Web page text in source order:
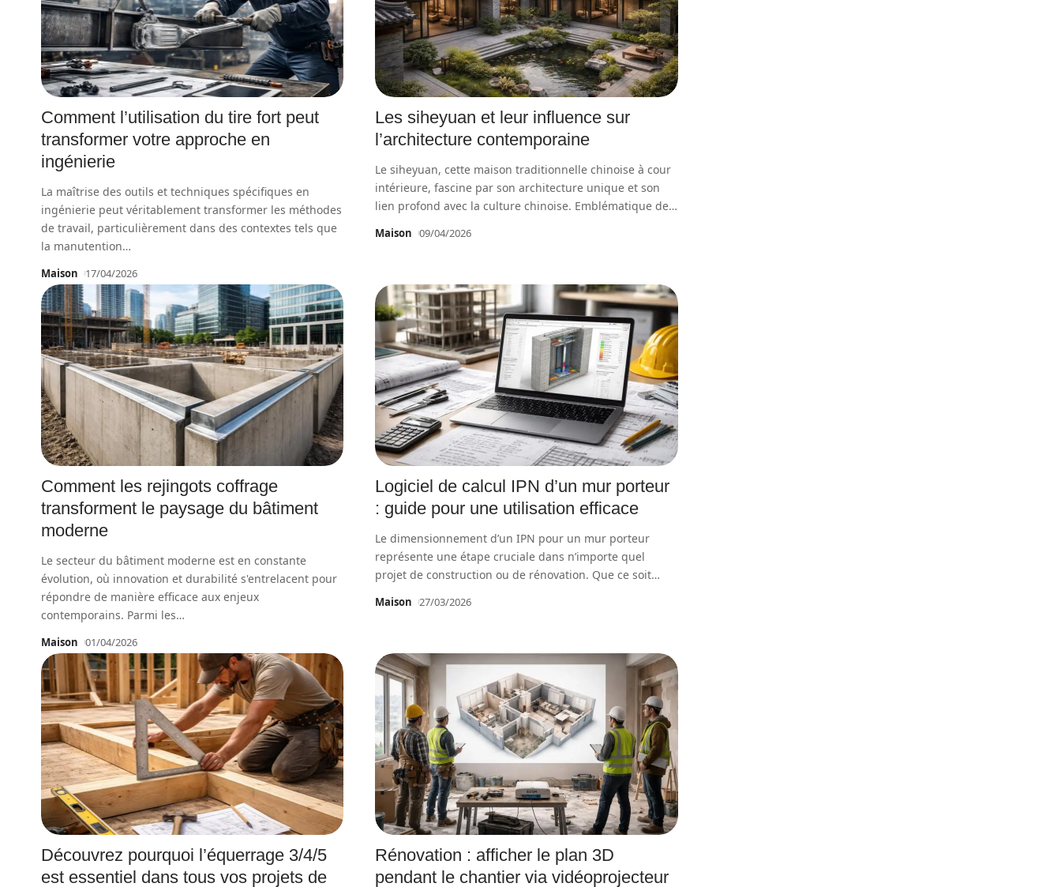
Comment l’utilisation du tire fort peut
transformer votre approche en
ingénierie
La maîtrise des outils et techniques spécifiques en
ingénierie peut véritablement transformer les méthodes
de travail, particulièrement dans des contextes tels que
la manutention…
Maison 17/04/2026
Les siheyuan et leur influence sur
l’architecture contemporaine
Le siheyuan, cette maison traditionnelle chinoise à cour
intérieure, fascine par son architecture unique et son
lien profond avec la culture chinoise. Emblématique de…
Maison 09/04/2026
Comment les rejingots coffrage
transforment le paysage du bâtiment
moderne
Le secteur du bâtiment moderne est en constante
évolution, où innovation et durabilité s'entrelacent pour
répondre de manière efficace aux enjeux
contemporains. Parmi les…
Maison 01/04/2026
Logiciel de calcul IPN d’un mur porteur
: guide pour une utilisation efficace
Le dimensionnement d’un IPN pour un mur porteur
représente une étape cruciale dans n’importe quel
projet de construction ou de rénovation. Que ce soit…
Maison 27/03/2026
Découvrez pourquoi l’équerrage 3/4/5
est essentiel dans tous vos projets de
Rénovation : afficher le plan 3D
pendant le chantier via vidéoprojecteur